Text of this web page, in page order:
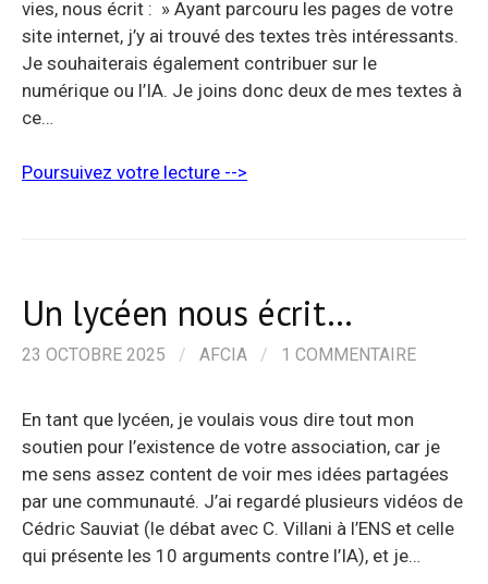
vies, nous écrit : » Ayant parcouru les pages de votre
site internet, j’y ai trouvé des textes très intéressants.
Je souhaiterais également contribuer sur le
numérique ou l’IA. Je joins donc deux de mes textes à
ce…
Poursuivez votre lecture -->
Un lycéen nous écrit…
23 OCTOBRE 2025 / AFCIA / 1 COMMENTAIRE
En tant que lycéen, je voulais vous dire tout mon
soutien pour l’existence de votre association, car je
me sens assez content de voir mes idées partagées
par une communauté. J’ai regardé plusieurs vidéos de
Cédric Sauviat (le débat avec C. Villani à l’ENS et celle
qui présente les 10 arguments contre l’IA), et je…